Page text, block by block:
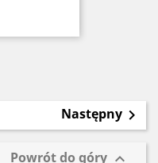
Następny 
Powrót do góry 